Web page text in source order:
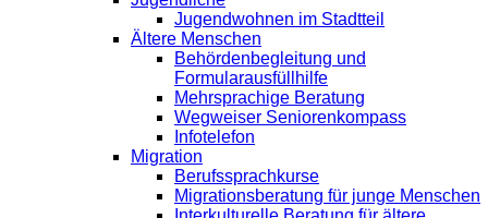
Jugendwohnen im Stadtteil
Ältere Menschen
Behördenbegleitung und
Formularausfüllhilfe
Mehrsprachige Beratung
Wegweiser Seniorenkompass
Infotelefon
Migration
Berufssprachkurse
Migrationsberatung für junge Menschen